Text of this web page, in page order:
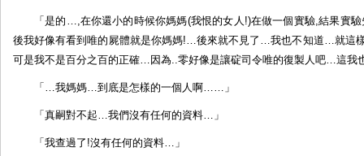
「是的…,在你還小的時候你媽媽(我恨的女人!)在做一個實驗,結果實
後我好像有看到唯的屍體就是你媽媽!…後來就不見了…我也不知道…就這
可是我不是百分之百的正確…因為..零好像是讓碇司令唯的復製人吧…這我
「…我媽媽…到底是怎樣的一個人啊……」
「真嗣對不起…我們沒有任何的資料…」
「我查過了!沒有任何的資料…」